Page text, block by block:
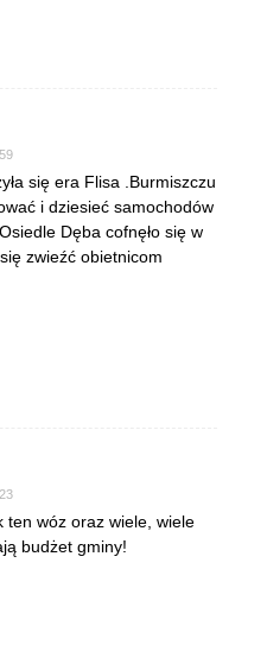
się era Flisa .Burmiszczu
i dziesieć samochodów
Dęba cofnęło się w
zwieźć obietnicom
ten wóz oraz wiele, wiele
budżet gminy!